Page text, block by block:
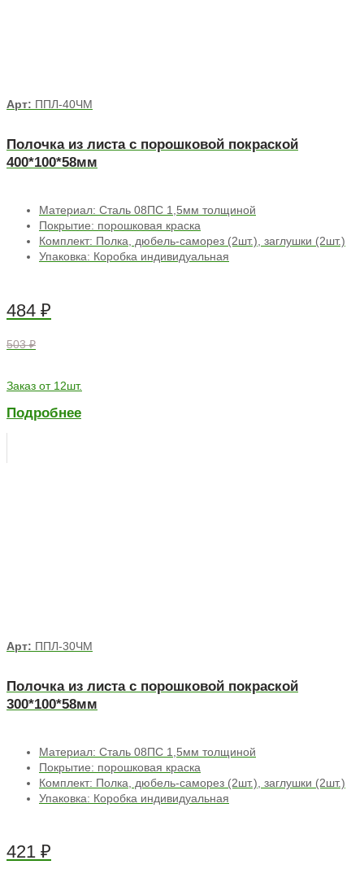
Арт: ППЛ-40ЧМ
Полочка из листа с порошковой покраской
400*100*58мм
Материал: Сталь 08ПС 1,5мм толщиной
Покрытие: порошковая краска
Комплект: Полка, дюбель-саморез (2шт.), заглушки (2шт.)
Упаковка: Коробка индивидуальная
484 ₽
503 ₽
Заказ от 12шт.
Подробнее
Арт: ППЛ-30ЧМ
Полочка из листа с порошковой покраской
300*100*58мм
Материал: Сталь 08ПС 1,5мм толщиной
Покрытие: порошковая краска
Комплект: Полка, дюбель-саморез (2шт.), заглушки (2шт.)
Упаковка: Коробка индивидуальная
421 ₽